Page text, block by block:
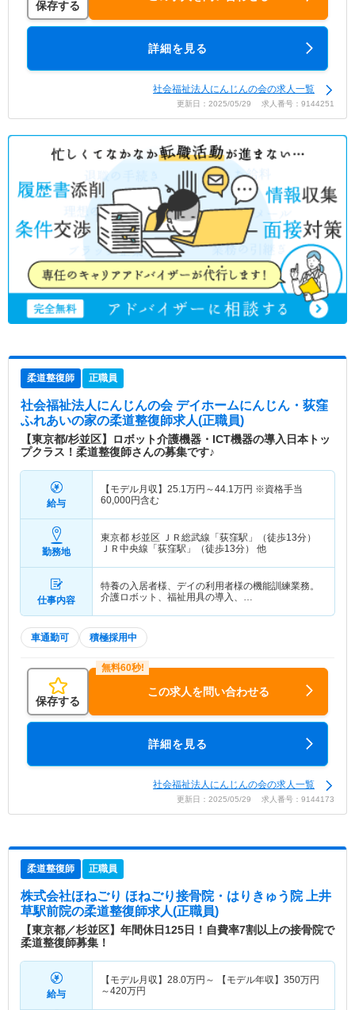
保存する
詳細を見る
社会福祉法人にんじんの会の求人一覧
更新日：2025/05/29 求人番号：9144251
柔道整復師 正職員
社会福祉法人にんじんの会 デイホームにんじん・荻窪
ふれあいの家の柔道整復師求人(正職員)
【東京都/杉並区】ロボット介護機器・ICT機器の導入日本トッ
プクラス！柔道整復師さんの募集です♪
給与
【モデル月収】 25.1万円～44.1万円 ※資格手当
60,000円含む
勤務地
東京都 杉並区 ＪＲ総武線「荻窪駅」（徒歩13分）
ＪＲ中央線「荻窪駅」（徒歩13分） 他
仕事内容
特養の入居者様、デイの利用者様の機能訓練業務。
介護ロボット、福祉用具の導入、…
車通勤可 積極採用中
保存する
この求人を問い合わせる
詳細を見る
社会福祉法人にんじんの会の求人一覧
更新日：2025/05/29 求人番号：9144173
柔道整復師 正職員
株式会社ほねごり ほねごり接骨院・はりきゅう院 上井
草駅前院の柔道整復師求人(正職員)
【東京都／杉並区】年間休日125日！自費率7割以上の接骨院で
柔道整復師募集！
給与
【モデル月収】 28.0万円～ 【モデル年収】 350万円
～420万円